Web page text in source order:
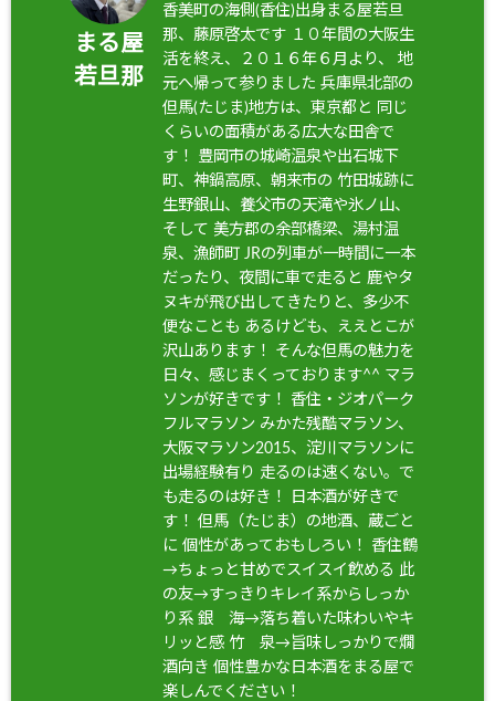
まる屋
若旦那
香美町の海側(香住)出身まる屋若旦
那、藤原啓太です １０年間の大阪生
活を終え、２０１６年６月より、 地
元へ帰って参りました 兵庫県北部の
但馬(たじま)地方は、東京都と 同じ
くらいの面積がある広大な田舎で
す！ 豊岡市の城崎温泉や出石城下
町、神鍋高原、朝来市の 竹田城跡に
生野銀山、養父市の天滝や氷ノ山、
そして 美方郡の余部橋梁、湯村温
泉、漁師町 JRの列車が一時間に一本
だったり、夜間に車で走ると 鹿やタ
ヌキが飛び出してきたりと、多少不
便なことも あるけども、ええとこが
沢山あります！ そんな但馬の魅力を
日々、感じまくっております^^ マラ
ソンが好きです！ 香住・ジオパーク
フルマラソン みかた残酷マラソン、
大阪マラソン2015、淀川マラソンに
出場経験有り 走るのは速くない。で
も走るのは好き！ 日本酒が好きで
す！ 但馬（たじま）の地酒、蔵ごと
に 個性があっておもしろい！ 香住鶴
→ちょっと甘めでスイスイ飲める 此
の友→すっきりキレイ系からしっか
り系 銀 海→落ち着いた味わいやキ
リッと感 竹 泉→旨味しっかりで燗
酒向き 個性豊かな日本酒をまる屋で
楽しんでください！